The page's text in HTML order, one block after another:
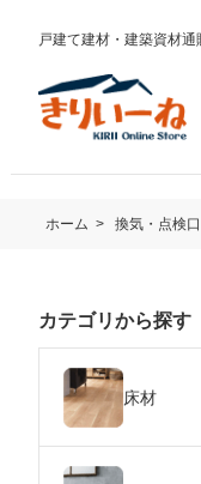
戸建て建材・建築資材通
ホーム > 換気・点検口
カテゴリから探す
床材